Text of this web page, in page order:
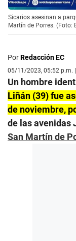
Sicarios asesinan a
Martín de Porres. (Foto:
PorRedacción EC
05/11/2023, 05:52 p.m.
Un hombre
Liñán (39) fue
de noviembre,
de las avenidas
San Martín de